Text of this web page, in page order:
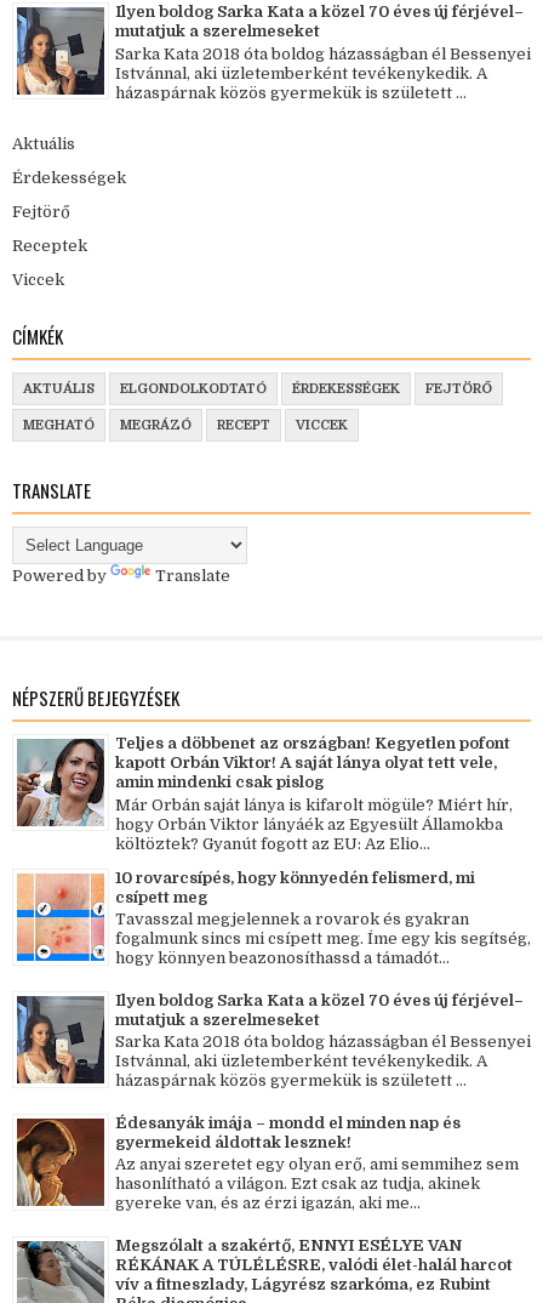
Ilyen boldog Sarka Kata a közel 70 éves új férjével–
mutatjuk a szerelmeseket
Sarka Kata 2018 óta boldog házasságban él Bessenyei
Istvánnal, aki üzletemberként tevékenykedik. A
házaspárnak közös gyermekük is született ...
Aktuális
Érdekességek
Fejtörő
Receptek
Viccek
CÍMKÉK
AKTUÁLIS ELGONDOLKODTATÓ ÉRDEKESSÉGEK FEJTÖRŐ
MEGHATÓ MEGRÁZÓ RECEPT VICCEK
TRANSLATE
Powered by Translate
NÉPSZERŰ BEJEGYZÉSEK
Teljes a döbbenet az országban! Kegyetlen pofont
kapott Orbán Viktor! A saját lánya olyat tett vele,
amin mindenki csak pislog
Már Orbán saját lánya is kifarolt mögüle? Miért hír,
hogy Orbán Viktor lányáék az Egyesült Államokba
költöztek? Gyanút fogott az EU: Az Elio...
10 rovarcsípés, hogy könnyedén felismerd, mi
csípett meg
Tavasszal megjelennek a rovarok és gyakran
fogalmunk sincs mi csípett meg. Íme egy kis segítség,
hogy könnyen beazonosíthassd a támadót...
Ilyen boldog Sarka Kata a közel 70 éves új férjével–
mutatjuk a szerelmeseket
Sarka Kata 2018 óta boldog házasságban él Bessenyei
Istvánnal, aki üzletemberként tevékenykedik. A
házaspárnak közös gyermekük is született ...
Édesanyák imája – mondd el minden nap és
gyermekeid áldottak lesznek!
Az anyai szeretet egy olyan erő, ami semmihez sem
hasonlítható a világon. Ezt csak az tudja, akinek
gyereke van, és az érzi igazán, aki me...
Megszólalt a szakértő, ENNYI ESÉLYE VAN
RÉKÁNAK A TÚLÉLÉSRE, valódi élet-halál harcot
vív a fitneszlady, Lágyrész szarkóma, ez Rubint